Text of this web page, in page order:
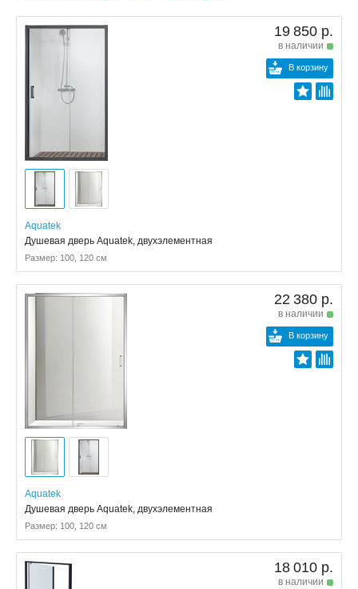
19 850 р.
в наличии
В корзину
Aquatek
Душевая дверь Aquatek, двухэлементная
Размер: 100, 120 см
22 380 р.
в наличии
В корзину
Aquatek
Душевая дверь Aquatek, двухэлементная
Размер: 100, 120 см
18 010 р.
в наличии